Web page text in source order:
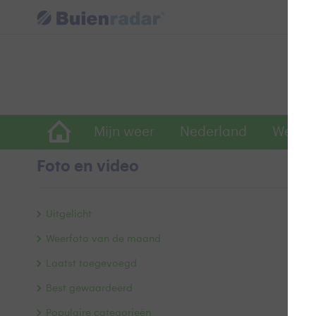
Mijn weer Nederland
Foto en video
Uitgelicht
Weerfoto van de maand
Laatst toegevoegd
Best gewaardeerd
Populaire categorieën